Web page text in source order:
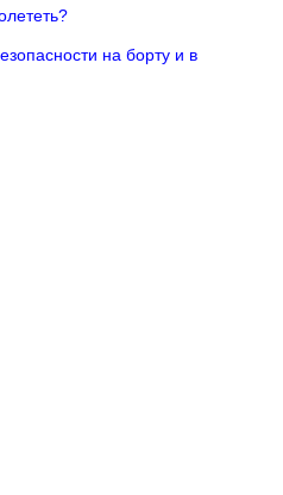
на борту и в